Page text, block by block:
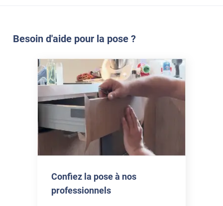
Besoin d'aide pour la pose ?
Confiez la pose à nos
professionnels